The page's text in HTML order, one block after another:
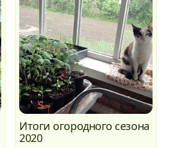
Итоги огородного сезона
2020